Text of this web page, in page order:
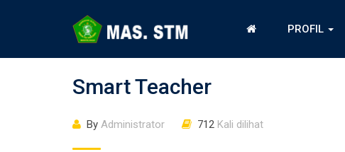
PROFIL
Smart Teacher
By Administrator 712 Kali dilihat